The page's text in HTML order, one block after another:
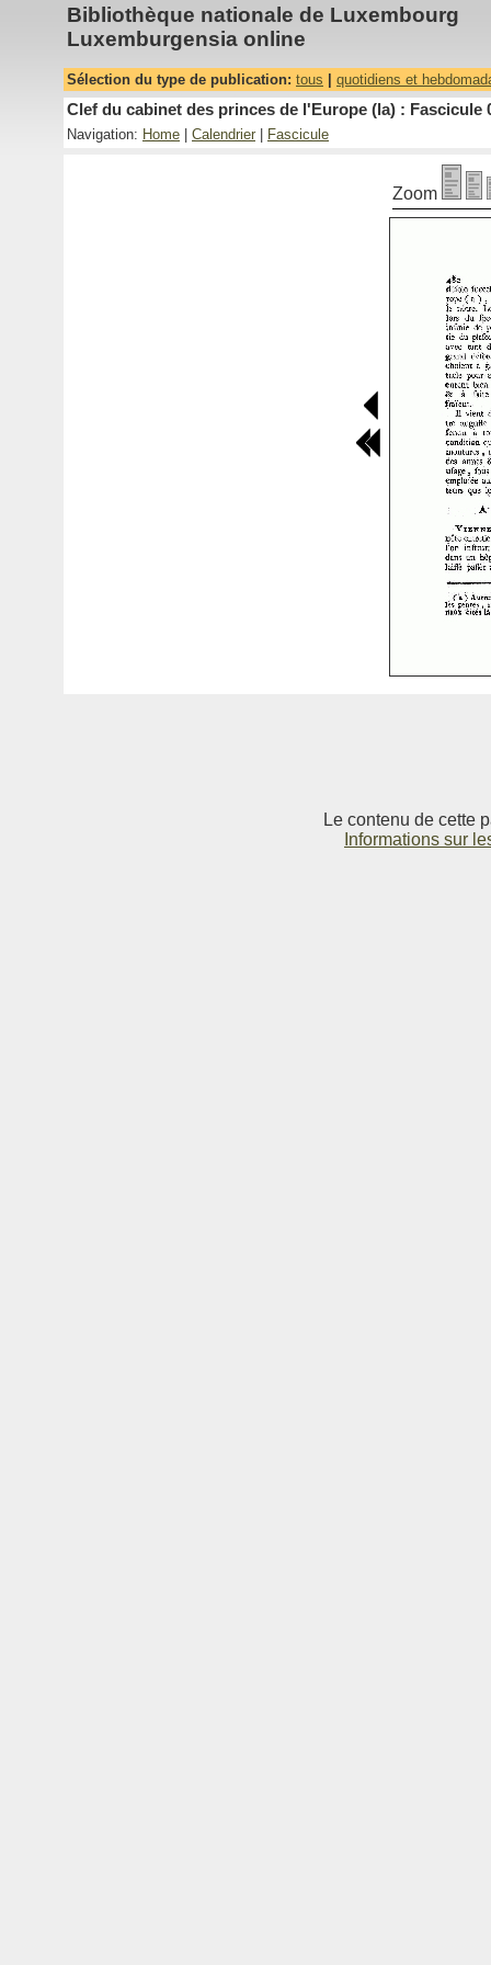
Bibliothèque nationale de Luxembourg
Luxemburgensia online
Sélection du type de publication: tous quotidiens et
Clef du cabinet des princes de l'Europe (la) : Fascicule
Navigation: Home Calendrier Fascicule
Zoom
Le contenu de cette
Informations sur